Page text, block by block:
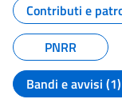
Contributi e
PNRR
Bandi e avvisi (1)